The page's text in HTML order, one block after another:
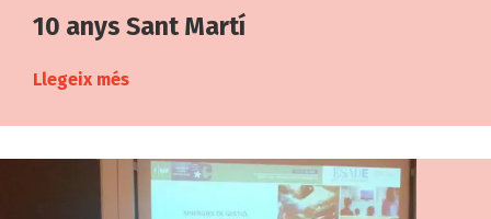
10 anys Sant Martí
Llegeix més